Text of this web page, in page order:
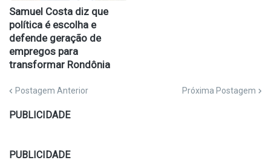
Samuel Costa diz que
política é escolha e
defende geração de
empregos para
transformar Rondônia
Postagem Anterior Próxima Postagem
PUBLICIDADE
PUBLICIDADE